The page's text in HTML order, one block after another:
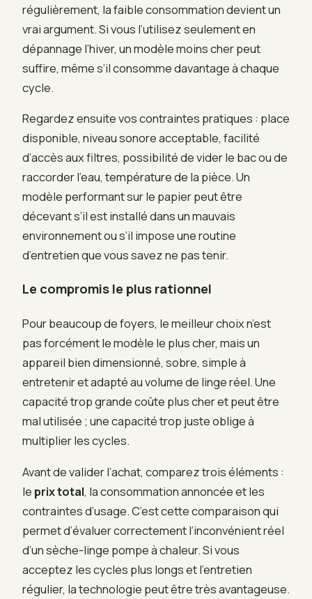
régulièrement, la faible consommation devient un
vrai argument. Si vous l’utilisez seulement en
dépannage l’hiver, un modèle moins cher peut
suffire, même s’il consomme davantage à chaque
cycle.
Regardez ensuite vos contraintes pratiques : place
disponible, niveau sonore acceptable, facilité
d’accès aux filtres, possibilité de vider le bac ou de
raccorder l’eau, température de la pièce. Un
modèle performant sur le papier peut être
décevant s’il est installé dans un mauvais
environnement ou s’il impose une routine
d’entretien que vous savez ne pas tenir.
Le compromis le plus rationnel
Pour beaucoup de foyers, le meilleur choix n’est
pas forcément le modèle le plus cher, mais un
appareil bien dimensionné, sobre, simple à
entretenir et adapté au volume de linge réel. Une
capacité trop grande coûte plus cher et peut être
mal utilisée ; une capacité trop juste oblige à
multiplier les cycles.
Avant de valider l’achat, comparez trois éléments :
le prix total, la consommation annoncée et les
contraintes d’usage. C’est cette comparaison qui
permet d’évaluer correctement l’inconvénient réel
d’un sèche-linge pompe à chaleur. Si vous
acceptez les cycles plus longs et l’entretien
régulier, la technologie peut être très avantageuse.